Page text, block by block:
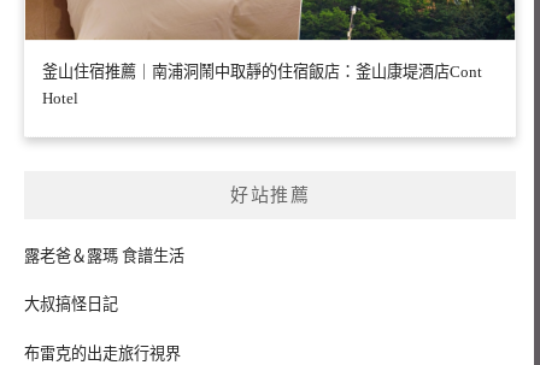
釜山住宿推薦｜南浦洞鬧中取靜的住宿飯店：釜山康堤酒店Cont
Hotel
好站推薦
露老爸＆露瑪 食譜生活
大叔搞怪日記
布雷克的出走旅行視界